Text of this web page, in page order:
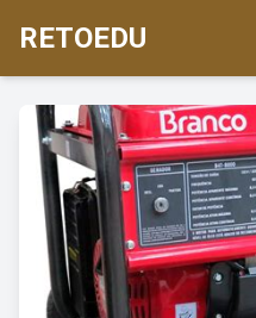
RETOEDU